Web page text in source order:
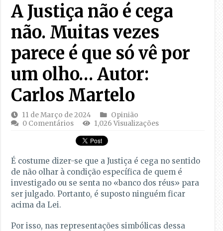
A Justiça não é cega
não. Muitas vezes
parece é que só vê por
um olho… Autor:
Carlos Martelo
11 de Março de 2024
Opinião
0 Comentários
1,026 Visualizações
É costume dizer-se que a Justiça é cega no sentido
de não olhar à condição específica de quem é
investigado ou se senta no «banco dos réus» para
ser julgado. Portanto, é suposto ninguém ficar
acima da Lei.
Por isso, nas representações simbólicas dessa